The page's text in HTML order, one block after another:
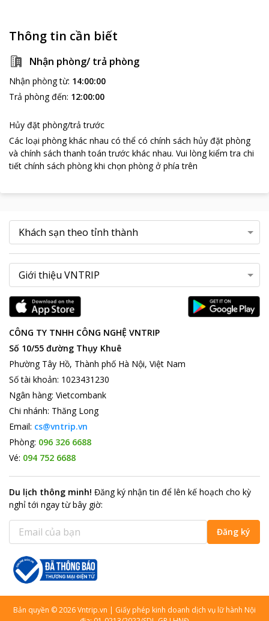
Thông tin cần biết
Nhận phòng/ trả phòng
Nhận phòng từ: 14:00:00
Trả phòng đến: 12:00:00
Hủy đặt phòng/trả trước
Các loại phòng khác nhau có thể có chính sách hủy đặt phòng
và chính sách thanh toán trước khác nhau. Vui lòng kiểm tra chi
tiết chính sách phòng khi chọn phòng ở phía trên
CÔNG TY TNHH CÔNG NGHỆ VNTRIP
Số 10/55 đường Thụy Khuê
Phường Tây Hồ, Thành phố Hà Nội, Việt Nam
Số tài khoản: 1023431230
Ngân hàng: Vietcombank
Chi nhánh: Thăng Long
Email: cs@vntrip.vn
Phòng: 096 326 6688
Vé: 094 752 6688
Du lịch thông minh! Đăng ký nhận tin để lên kế hoạch cho kỳ
nghỉ tới ngay từ bây giờ:
Đăng ký
Bản quyền ©2026Vntrip.vn | Giấy phép kinh doanh dịch vụ lữ hành Nội